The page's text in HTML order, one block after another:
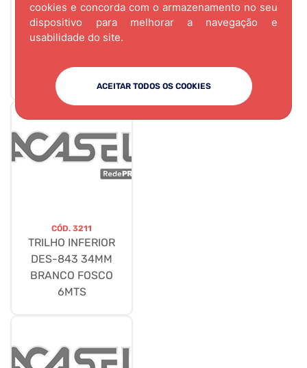
cookies e concorda com o armazenamento no seu
dispositivo para melhorar a navegação e
usabilidade do site.
ACEITAR TODOS OS COOKIES
CÓD. 4125
DIVISORIA PARA
GAVETA 2.5mm
0706
CÓD. 3211
TRILHO INFERIOR
DES-843 34MM
BRANCO FOSCO
6MTS